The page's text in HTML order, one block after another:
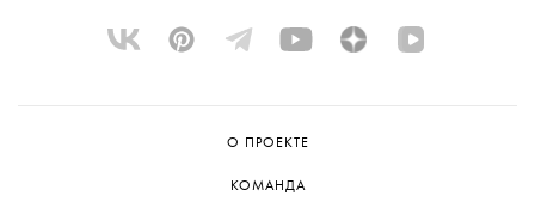
О ПРОЕКТЕ
КОМАНДА